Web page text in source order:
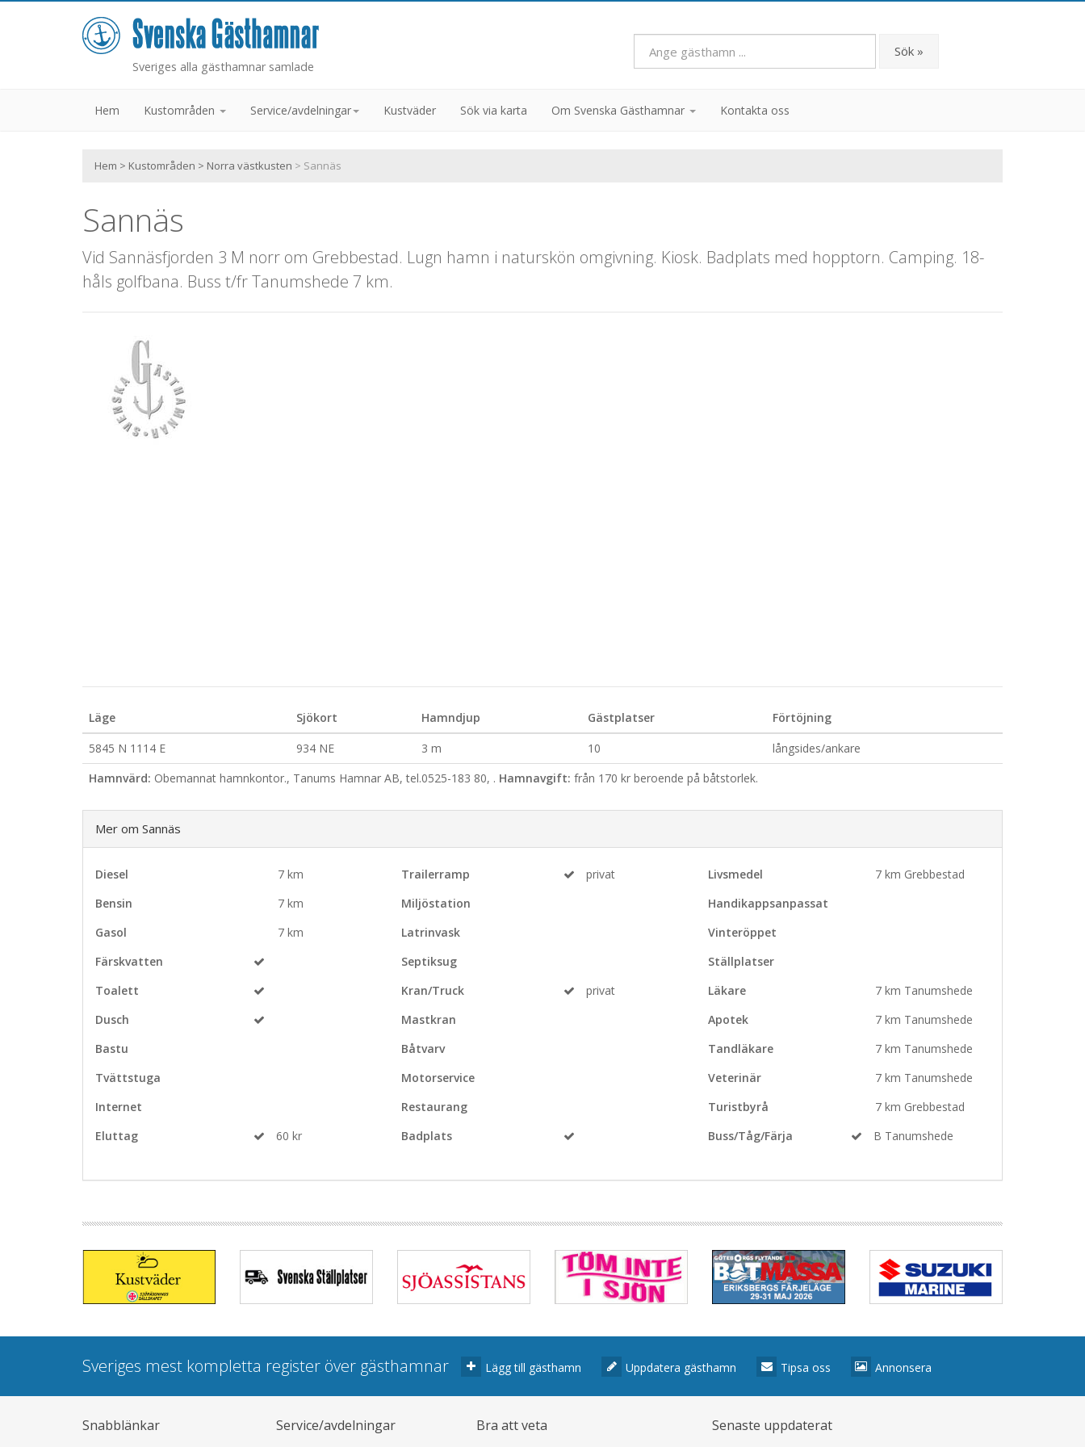
Sveriges alla gästhamnar samlade
Sök »
Hem Kustområden Service/avdelningar Kustväder Sök via karta Om Svenska Gästhamnar Kontakta oss
Hem > Kustområden > Norra västkusten > Sannäs
Sannäs
Vid Sannäsfjorden 3 M norr om Grebbestad. Lugn hamn i naturskön omgivning. Kiosk. Badplats med hopptorn. Camping. 18-
håls golfbana. Buss t/fr Tanumshede 7 km.
Läge Sjökort Hamndjup Gästplatser
Förtöjning
5845 N 1114 E
934 NE 3 m 10
långsides/ankare
Hamnvärd: Obemannat hamnkontor., Tanums Hamnar AB, tel.0525-183 80, . Hamnavgift: från 170 kr beroende på båtstorlek.
Mer om Sannäs
Diesel
7 km
Bensin
7 km
Gasol
7 km
Färskvatten
Toalett
Dusch
Bastu
Tvättstuga
Internet
Eluttag
60 kr
Trailerramp
privat
Miljöstation
Latrinvask
Septiksug
Kran/Truck
privat
Mastkran
Båtvarv
Motorservice
Restaurang
Badplats
Livsmedel
7 km Grebbestad
Handikappsanpassat
Vinteröppet
Ställplatser
Läkare
7 km Tanumshede
Apotek
7 km Tanumshede
Tandläkare
7 km Tanumshede
Veterinär
7 km Tanumshede
Turistbyrå
7 km Grebbestad
Buss/Tåg/Färja
B Tanumshede
Sveriges mest kompletta register över gästhamnar Lägg till gästhamn Uppdatera gästhamn Tipsa oss Annonsera
Snabblänkar Service/avdelningar Bra att veta Senaste uppdaterat